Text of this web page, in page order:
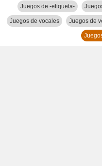
Juegos de -etiqueta-
Juegos de vocales Juegos de